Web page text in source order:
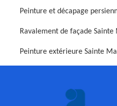
Peinture et décapage
Ravalement de façade Sainte
Peinture extérieure Sainte